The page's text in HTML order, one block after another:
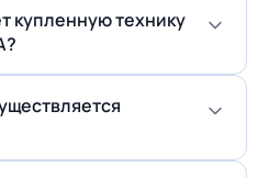
купленную технику